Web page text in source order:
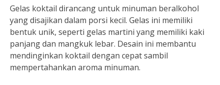
Gelas koktail dirancang untuk minuman beralkohol
yang disajikan dalam porsi kecil. Gelas ini memiliki
bentuk unik, seperti gelas martini yang memiliki kaki
panjang dan mangkuk lebar. Desain ini membantu
mendinginkan koktail dengan cepat sambil
mempertahankan aroma minuman.